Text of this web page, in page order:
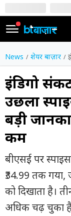
SIGN
IN
Dark
Mode
होम
शेयर
वीडियो
ट्रेंडिंग
बिजनेस
न्यूज
News शेयर बाज़ार
इंडिगो
उछला
बड़ी
कम
बीएसई पर
₹34.99 तक
को दिखाता है।
अधिक चढ़ चुका